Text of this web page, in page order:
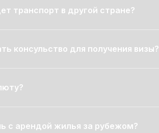
транспорт в другой стране?
консульство для получения визы?
с арендой жилья за рубежом?